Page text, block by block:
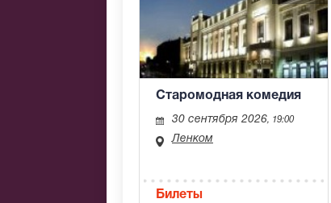
Старомодная комедия
30 сентября 2026, 19:00
Ленком
Билеты